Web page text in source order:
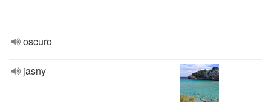
oscuro
jasny